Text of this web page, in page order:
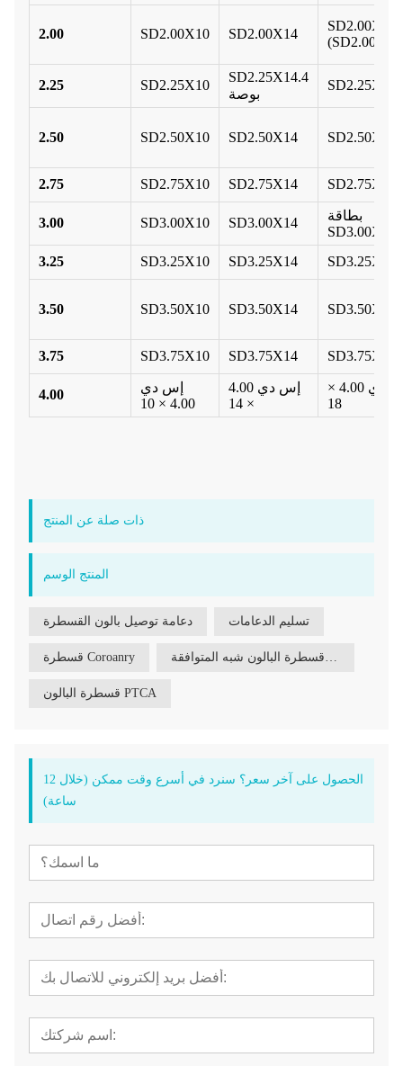
2.00 SD2.00X10 SD2.00X14
2.25 SD2.25X10
SD2.25X14.4
بوصة
SD2.25X18
2.50 SD2.50X10 SD2.50X14 SD2.50X18
2.75 SD2.75X10 SD2.75X14 SD2.75X18
3.00 SD3.00X10 SD3.00X14
بطاقة
SD3.00X18
3.25
SD3.25X10 SD3.25X14 SD3.25X18
3.50 SD3.50X10 SD3.50X14 SD3.50X18
3.75 SD3.75X10 SD3.75X14 SD3.75X18
4.00
إس دي
4.00 × 10
إس دي 4.00
× 14
إس دي 4.00 ×
18
ذات صلة عن المنتج
المنتج الوسم
دعامة توصيل بالون القسطرة تسليم الدعامات
قسطرة Coroanry قسطرة البالون شبه المتوافقة PTCA
قسطرة البالون PTCA
الحصول على آخر سعر؟ سنرد في أسرع وقت ممكن (خلال 12
ساعة)